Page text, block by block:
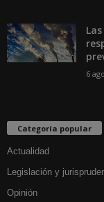
6
Categoría popular
Actualidad
Legislación y
Opinión